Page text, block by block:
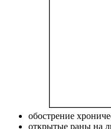
обострение
открытые раны на